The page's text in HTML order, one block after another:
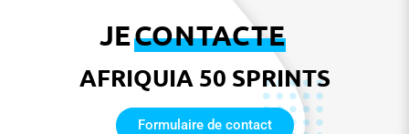
JECONTACTE
AFRIQUIA 50 SPRINTS
Formulaire de contact